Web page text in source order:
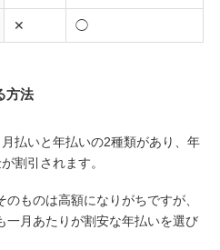
✕ ◯
方法
払いと年払いの2種類があり、年
割引されます。
ものは高額になりがちですが、
一月あたりが割安な年払いを選び